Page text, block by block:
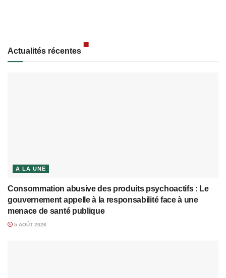
Actualités récentes
A LA UNE
Consommation abusive des produits psychoactifs : Le
gouvernement appelle à la responsabilité face à une
menace de santé publique
5 AOÛT 2026